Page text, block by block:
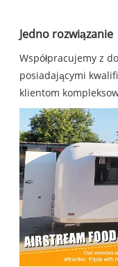
Jedno rozwiązanie
Współpracujemy z
posiadającymi
klientom